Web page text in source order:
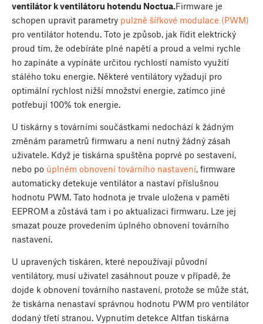
ventilátor k ventilátoru hotendu Noctua.Firmware je
schopen upravit parametry pulzně šířkové modulace (PWM)
pro ventilátor hotendu. Toto je způsob, jak řídit elektrický
proud tím, že odebíráte plné napětí a proud a velmi rychle
ho zapínáte a vypínáte určitou rychlostí namísto využití
stálého toku energie. Některé ventilátory vyžadují pro
optimální rychlost nižší množství energie, zatímco jiné
potřebují 100% tok energie.
U tiskárny s továrními součástkami nedochází k žádným
změnám parametrů firmwaru a není nutný žádný zásah
uživatele. Když je tiskárna spuštěna poprvé po sestavení,
nebo po úplném obnovení továrního nastavení, firmware
automaticky detekuje ventilátor a nastaví příslušnou
hodnotu PWM. Tato hodnota je trvale uložena v paměti
EEPROM a zůstává tam i po aktualizaci firmwaru. Lze jej
smazat pouze provedením úplného obnovení továrního
nastavení.
U upravených tiskáren, které nepoužívají původní
ventilátory, musí uživatel zasáhnout pouze v případě, že
dojde k obnovení továrního nastavení, protože se může stát,
že tiskárna nenastaví správnou hodnotu PWM pro ventilátor
dodaný třetí stranou. Vypnutím detekce Altfan tiskárna